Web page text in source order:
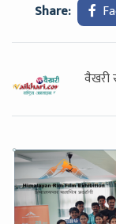
Share:
वैखरी